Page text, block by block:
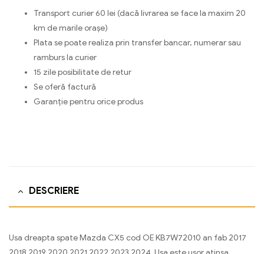
Transport curier 60 lei (dacă livrarea se face la maxim 20
km de marile orașe)
Plata se poate realiza prin transfer bancar, numerar sau
ramburs la curier
15 zile posibilitate de retur
Se oferă factură
Garanție pentru orice produs
DESCRIERE
Usa dreapta spate Mazda CX5 cod OE KB7W72010 an fab 2017